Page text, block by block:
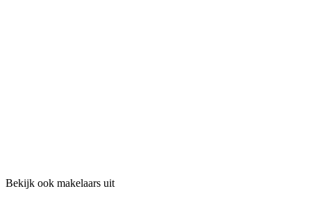
Bekijk ook makelaars uit